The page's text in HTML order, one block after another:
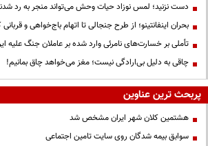
دست نزنید؛ لمس نوزاد حیات وحش می‌تواند منجر به رد
بحران اینفانتینو؛ از طرح جنجالی تا اتهام باج‌خواهی و قربانی
تأملی بر خسارت‌های نامرئی وارد شده بر عاملان جنگ علیه
چاقی به دلیل بی‌ارادگی نیست؛ مغز می‌خواهد چاق بمانیم!
پربحث ترین عناوین
هشتمین کلان شهر ایران مشخص شد
سوابق بیمه شدگان روی سایت تامین اجتماعی